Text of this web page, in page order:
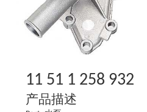
11 51 1 258 932
产品描述